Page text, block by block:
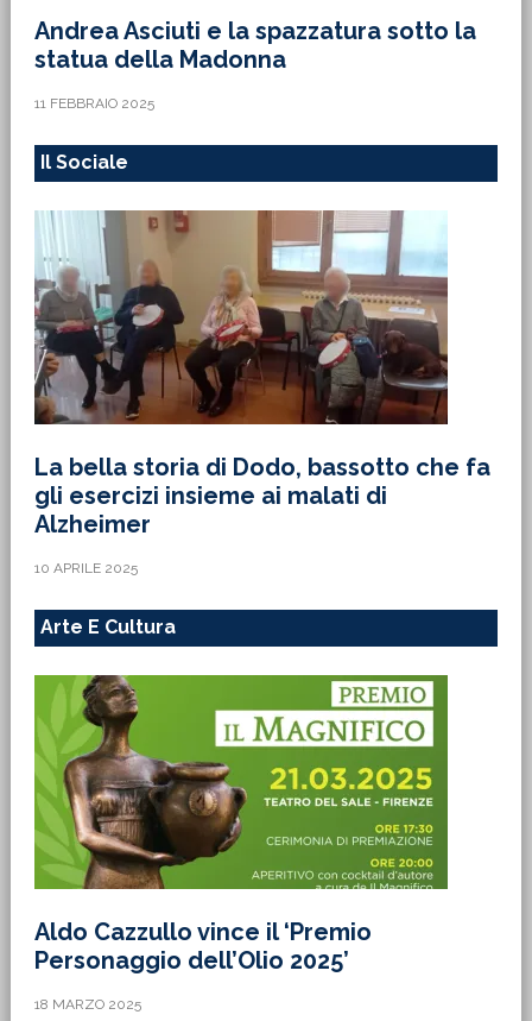
Andrea Asciuti e la spazzatura sotto la
statua della Madonna
11 FEBBRAIO 2025
Il Sociale
La bella storia di Dodo, bassotto che fa
gli esercizi insieme ai malati di
Alzheimer
10 APRILE 2025
Arte E Cultura
Aldo Cazzullo vince il ‘Premio
Personaggio dell’Olio 2025’
18 MARZO 2025